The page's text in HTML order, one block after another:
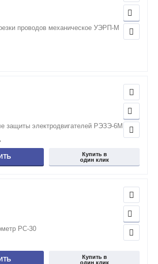
проводов механическое УЭРП-М
защиты электродвигателей РЭЗЭ-6М
Купить в
один клик
РС-30
Купить в
один клик